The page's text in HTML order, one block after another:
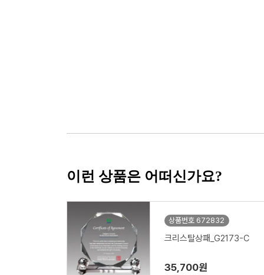
이런 상품은 어떠신가요?
상품번호 672832
크리스탈상패_G2173-C
35,700원